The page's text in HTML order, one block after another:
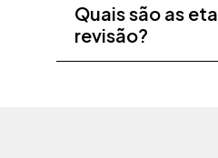
Quais são as
revisão?